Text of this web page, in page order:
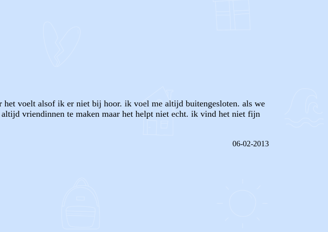
het voelt alsof ik er niet bij hoor. ik voel me altijd buitengesloten. als we
vriendinnen te maken maar het helpt niet echt. ik vind het niet fijn
06-02-2013